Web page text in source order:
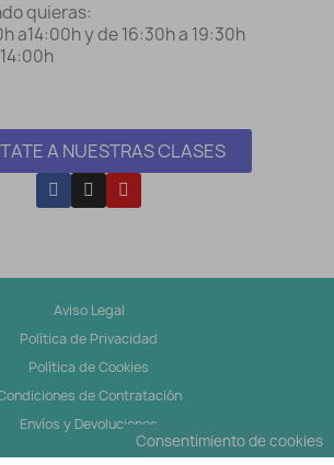
quieras:
a14:00h y de 16:30h a 19:30h
A NUESTRAS CLASES
Aviso Legal
Política de Privacidad
Política de Cookies
de Contratación
Envíos y Devoluciones
Consentimiento de cookies